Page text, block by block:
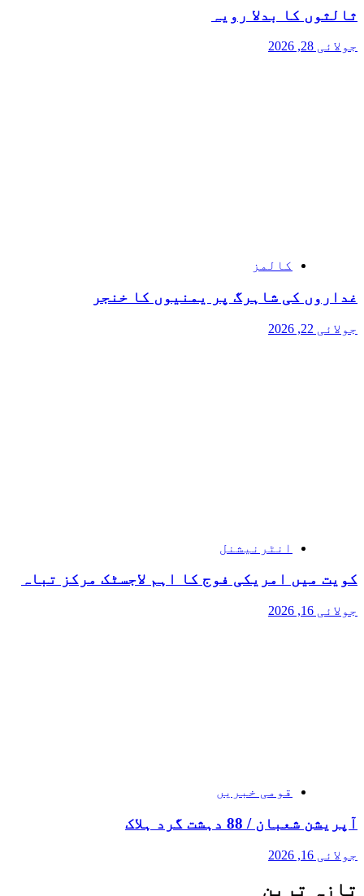
ثالثوں کا بدلا رویہ
جولائی 28, 2026
کالمز
غداروں کی شاہرگ پر یمنیوں کا خنجر
جولائی 22, 2026
انٹرنیشنل
کویت میں امریکی فوج کا اہم لاجسٹک مرکز تباہ
جولائی 16, 2026
قومی خبریں
آپریشن شعبان / 88 دہشت گرد ہلاک
جولائی 16, 2026
تازہ ترین